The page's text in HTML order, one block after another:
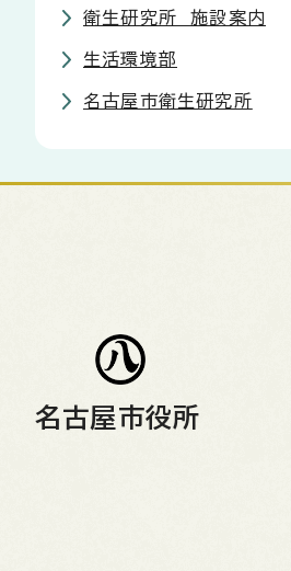
衛生研究所 施設案内
生活環境部
名古屋市衛生研究所
名古屋市役所